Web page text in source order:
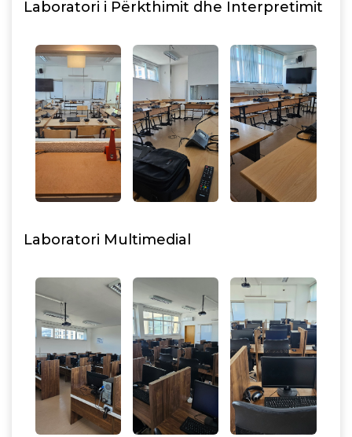
Laboratori i Përkthimit dhe Interpretimit
Laboratori Multimedial